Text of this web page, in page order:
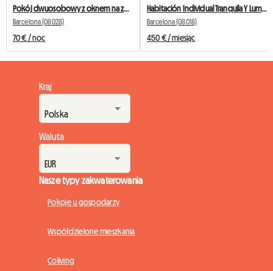
Pokój dwuosobowy z oknem na zewnątrz naprzeciwko Camp Nou
Barcelona (08028)
70 € / noc
Habitación Individual Tranquila Y Luminosa
Barcelona (08018)
450 € / miesiąc
Kraj
Waluta
Nasze typy zakwaterowania
Pokoje u gospodarzy
Współdzielone mieszkania
Coliving